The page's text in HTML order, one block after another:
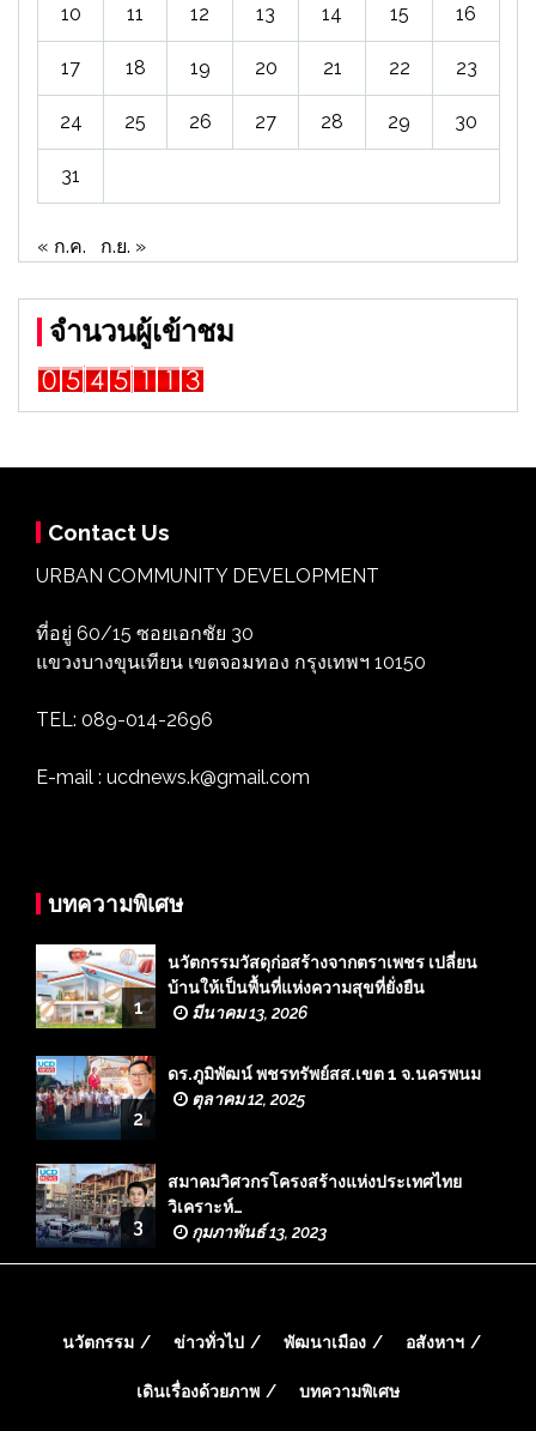
10 11 12 13 14 15 16
17 18 19 20 21 22 23
24 25 26 27 28 29 30
31
« ก.ค. ก.ย. »
จำนวนผู้เข้าชม
Contact Us
URBAN COMMUNITY DEVELOPMENT
ที่อยู่ 60/15 ซอยเอกชัย 30
แขวงบางขุนเทียน เขตจอมทอง กรุงเทพฯ 10150
TEL: 089-014-2696
E-mail : ucdnews.k@gmail.com
บทความพิเศษ
1
นวัตกรรมวัสดุก่อสร้างจากตราเพชร เปลี่ยน
บ้านให้เป็นพื้นที่แห่งความสุขที่ยั่งยืน
มีนาคม 13, 2026
2
ดร.ภูมิพัฒน์ พชรทรัพย์สส.เขต 1 จ.นครพนม
ตุลาคม 12, 2025
3
สมาคมวิศวกรโครงสร้างแห่งประเทศไทย
วิเคราะห์…
กุมภาพันธ์ 13, 2023
นวัตกรรม ข่าวทั่วไป พัฒนาเมือง อสังหาฯ
เดินเรื่องด้วยภาพ บทความพิเศษ